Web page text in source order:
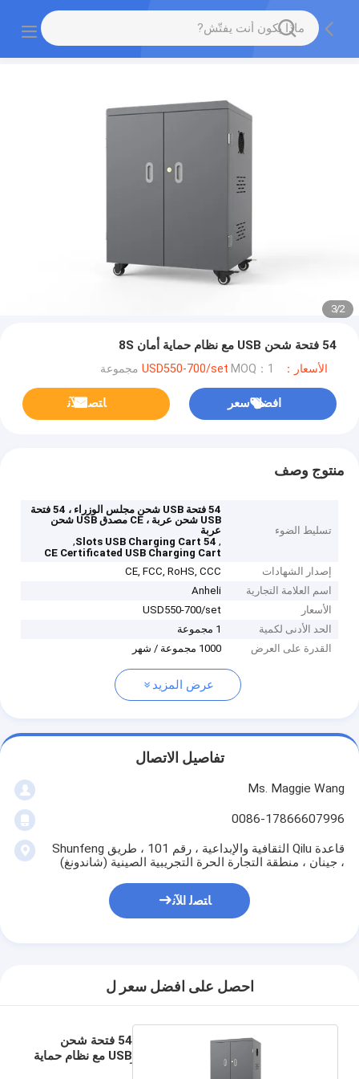
2
/
3
54 فتحة شحن USB مع نظام حماية أمان 8S
الأسعار：USD550-700/set MOQ：1 مجموعة
افضل سعر ﺎﺘﺼﻟ ﺍﻶﻧ
منتوج وصف
تسليط الضوء
54 فتحة USB شحن مجلس الوزراء ، 54 فتحة
USB شحن عربة ، CE مصدق USB شحن
عربة
,
54 Slots USB Charging Cart
,
CE Certificated USB Charging Cart
إصدار الشهادات
CE, FCC, RoHS, CCC
اسم العلامة التجارية
Anheli
الأسعار
USD550-700/set
الحد الأدنى لكمية
1 مجموعة
القدرة على العرض
1000 مجموعة / شهر
عرض المزيد
تفاصيل الاتصال
Ms. Maggie Wang
0086-17866607996
قاعدة Qilu الثقافية والإبداعية ، رقم 101 ، طريق Shunfeng
، جينان ، منطقة التجارة الحرة التجريبية الصينية (شاندونغ)
ﺎﺘﺼﻟ ﺍﻶﻧ
احصل على افضل سعر ل
54 فتحة شحن
USB مع نظام حماية